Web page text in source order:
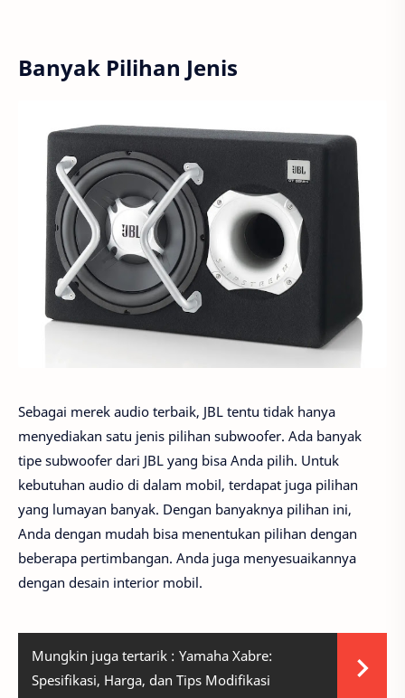
Banyak Pilihan Jenis
Sebagai merek audio terbaik, JBL tentu tidak hanya
menyediakan satu jenis pilihan subwoofer. Ada banyak
tipe subwoofer dari JBL yang bisa Anda pilih. Untuk
kebutuhan audio di dalam mobil, terdapat juga pilihan
yang lumayan banyak. Dengan banyaknya pilihan ini,
Anda dengan mudah bisa menentukan pilihan dengan
beberapa pertimbangan. Anda juga menyesuaikannya
dengan desain interior mobil.
Mungkin juga tertarik : Yamaha Xabre:
Spesifikasi, Harga, dan Tips Modifikasi